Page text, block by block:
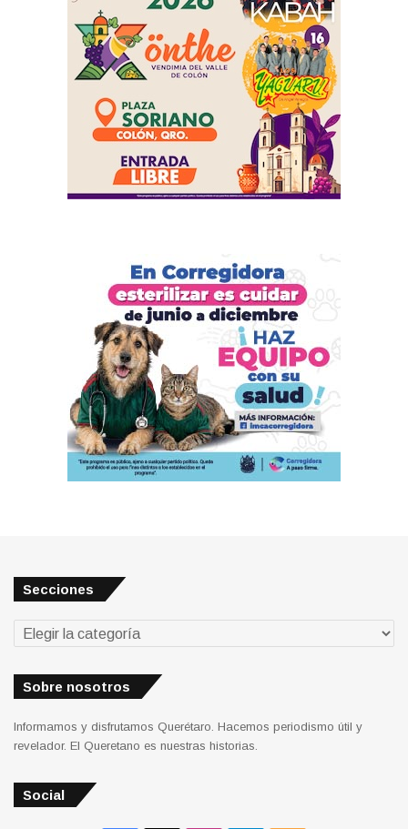
Secciones
Secciones
Sobre nosotros
Informamos y disfrutamos Querétaro. Hacemos periodismo útil y
revelador. El Queretano es nuestras historias.
Social